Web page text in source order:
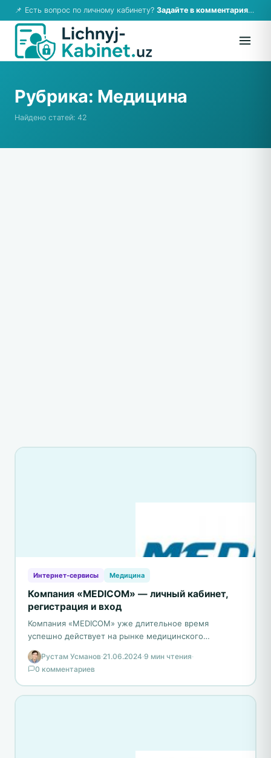
📌 Есть вопрос по личному кабинету? Задайте в комментариях — ответим!
Рубрика: Медицина
Найдено статей: 42
Интернет-сервисы Медицина
Компания «MEDICOM» — личный кабинет,
регистрация и вход
Компания «MEDICOM» уже длительное время
успешно действует на рынке медицинского
оборудования, предоставляя широкий спектр услуг и
продуктов для оснащения медицинских учреждений
различного…
Рустам Усманов·21.06.2024·9 мин чтения·
0 комментариев